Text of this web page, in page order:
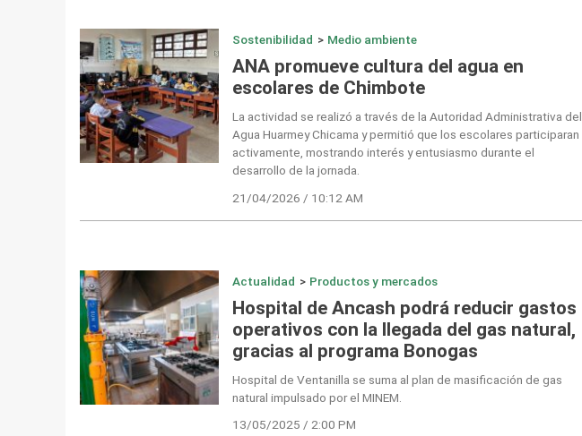
Sostenibilidad > Medio ambiente
ANA promueve cultura del agua en
escolares de Chimbote
La actividad se realizó a través de la Autoridad Administrativa del
Agua Huarmey Chicama y permitió que los escolares participaran
activamente, mostrando interés y entusiasmo durante el
desarrollo de la jornada.
21/04/2026 / 10:12 AM
Actualidad > Productos y mercados
Hospital de Ancash podrá reducir gastos
operativos con la llegada del gas natural,
gracias al programa Bonogas
Hospital de Ventanilla se suma al plan de masificación de gas
natural impulsado por el MINEM.
13/05/2025 / 2:00 PM